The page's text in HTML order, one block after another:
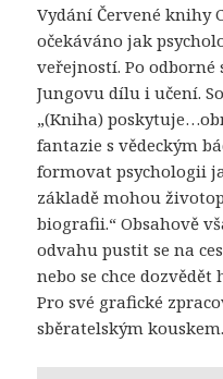
Vydání Červené knihy
očekáváno jak
veřejností. Po
Jungovu dílu i učení.
„(Kniha)
fantazie s vědeckým
formovat psychologii
základě mohou
biografii.“ Obsahově
odvahu pustit se na
nebo se chce
Pro své grafické
sběratelským kouskem.